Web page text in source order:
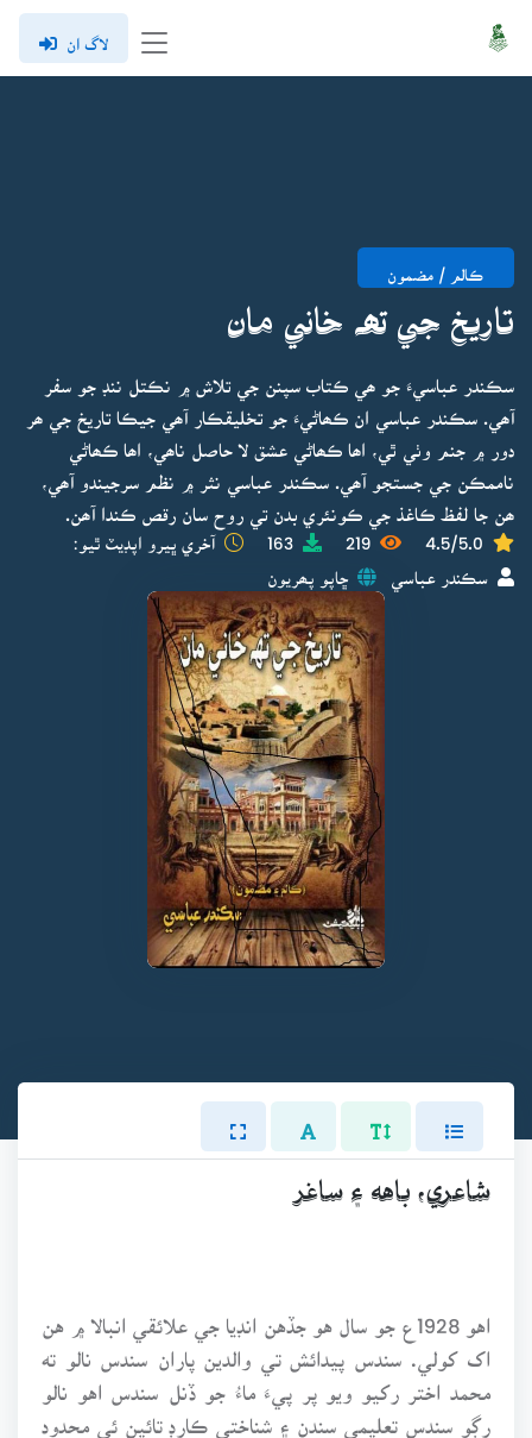
لاگ ان
ڪالم / مضمون
تاريخ جي تھہ خاني مان
سڪندر عباسيءَ جو ھي ڪتاب سپنن جي تلاش ۾ نڪتل ننڊ جو سفر
آھي. سڪندر عباسي ان ڪھاڻيءَ جو تخليقڪار آھي جيڪا تاريخ جي ھر
دور ۾ جنم وٺي ٿي، اھا ڪھاڻي عشق لا حاصل ناھي، اھا ڪھاڻي
ناممڪن جي جستجو آھي. سڪندر عباسي نثر ۾ نظم سرجيندو آھي،
ھن جا لفظ ڪاغذ جي ڪونئري بدن تي روح سان رقص ڪندا آھن.
4.5/5.0
219
163 آخري ڀيرو اپڊيٽ ٿيو:
سڪندر عباسي ڇاپو پھريون
شاعري، باهه ۽ ساغر
اهو 1928ع جو سال هو جڏهن انڊيا جي علائقي انبالا ۾ هن
اک کولي. سندس پيدائش تي والدين پاران سندس نالو ته
محمد اختر رکيو ويو پر پيءَ ماءُ جو ڏنل سندس اهو نالو
رڳو سندس تعليمي سندن ۽ شناختي ڪارڊ تائين ئي محدود